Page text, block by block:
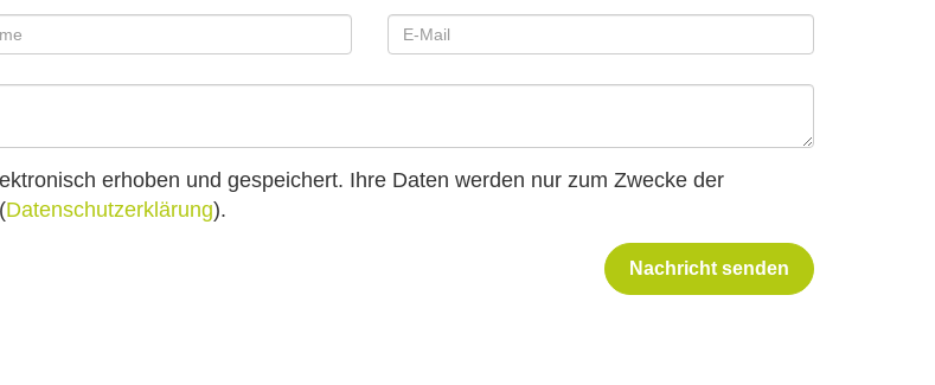
erhoben und gespeichert. Ihre Daten werden nur zum Zwecke der
Datenschutzerklärung).
Nachricht senden